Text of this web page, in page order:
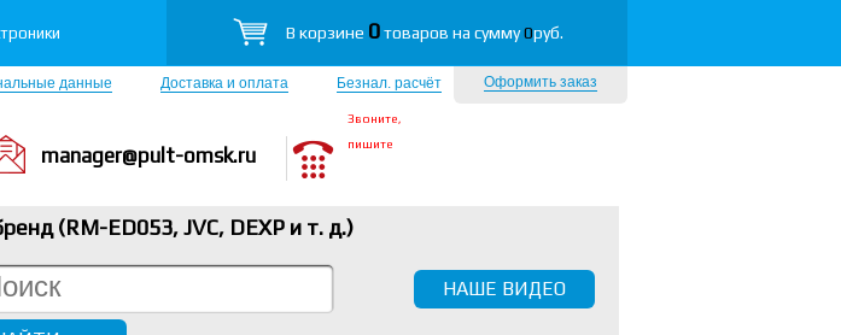
В корзине 0товаров на сумму0руб.
Оформить заказ
данные Доставка и оплата Безнал. расчёт
manager@pult-omsk.ru
Звоните,
пишите
(RM-ED053, JVC, DEXP и т. д.)
НАШЕ ВИДЕО